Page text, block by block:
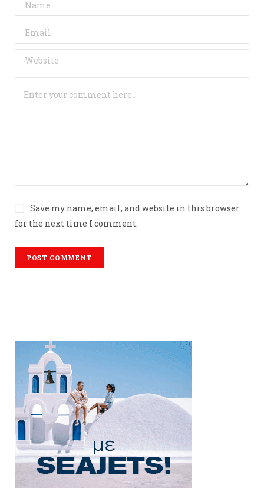
Save my name, email, and website in this browser
for the next time I comment.